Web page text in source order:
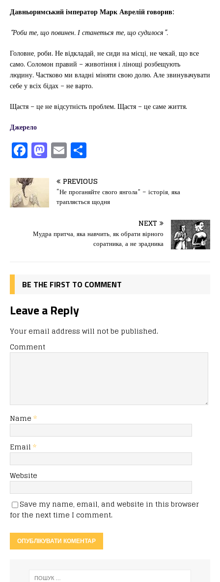
Давньоримський імператор Марк Аврелій говорив:
“Роби те, що повинен. І станеться те, що судилося”.
Головне, роби. Не відкладай, не сиди на місці, не чекай, що все
само. Соломон правий – животіння і лінощі розбещують
людину. Частково ми владні міняти свою долю. Але звинувачувати
себе у всіх бідах – не варто.
Щастя – це не відсутність проблем. Щастя – це саме життя.
Джерело
F
a
c
e
b
o
o
M
a
st
o
d
o
n
E
m
ai
l
іл
и
т
ис
я
PREVIOUS
“Не проганяйте свого янгола” – історія, яка
трапляється щодня
NEXT
Мудра притча, яка навчить, як обрати вірного
соратника, а не зрадника
BE THE FIRST TO COMMENT
Leave a Reply
Your email address will not be published.
Comment
Name *
Email *
Website
Save my name, email, and website in this browser
for the next time I comment.